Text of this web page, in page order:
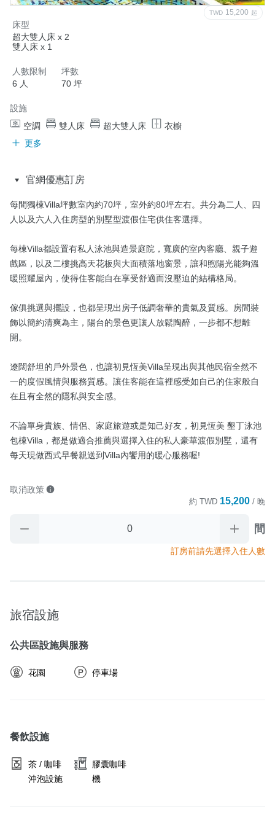
TWD 15,200 起
床型
超大雙人床 x 2
雙人床 x 1
人數限制
6 人
坪數
70 坪
設施
空調
雙人床 超大雙人床
衣櫥
更多
官網優惠訂房
每間獨棟Villa坪數室內約70坪，室外約80坪左右。共分為二人、四
人以及六人入住房型的別墅型渡假住宅供住客選擇。
每棟Villa都設置有私人泳池與造景庭院，寬廣的室內客廳、親子遊
戲區，以及二樓挑高天花板與大面積落地窗景，讓和煦陽光能夠溫
暖照耀屋內，使得住客能自在享受舒適而沒壓迫的結構格局。
傢俱挑選與擺設，也都呈現出房子低調奢華的貴氣及質感。房間裝
飾以簡約清爽為主，陽台的景色更讓人放鬆陶醉，一步都不想離
開。
遼闊舒坦的戶外景色，也讓初見恆美Villa呈現出與其他民宿全然不
一的度假風情與服務質感。讓住客能在這裡感受如自己的住家般自
在且有全然的隱私與安全感。
不論單身貴族、情侶、家庭旅遊或是知己好友，初見恆美 墾丁泳池
包棟Villa，都是做適合推薦與選擇入住的私人豪華渡假別墅，還有
每天現做西式早餐親送到Villa內饗用的暖心服務喔!
取消政策
約 TWD 15,200 / 晚
間
訂房前請先選擇入住人數
旅宿設施
公共區設施與服務
花園 停車場
餐飲設施
茶 / 咖啡
沖泡設施
膠囊咖啡
機